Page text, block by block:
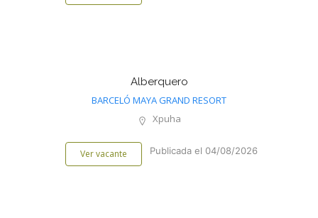
Alberquero
BARCELÓ MAYA GRAND RESORT
Xpuha
Ver vacante Publicada el 04/08/2026